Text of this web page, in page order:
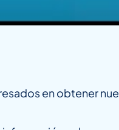
en obtener